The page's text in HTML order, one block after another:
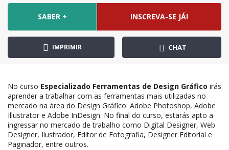
SABER + INSCREVA-SE JÁ!
IMPRIMIR CHAT
No curso Especializado Ferramentas de Design Gráfico irás
aprender a trabalhar com as ferramentas mais utilizadas no
mercado na área do Design Gráfico: Adobe Photoshop, Adobe
Illustrator e Adobe InDesign. No final do curso, estarás apto a
ingressar no mercado de trabalho como Digital Designer, Web
Designer, Ilustrador, Editor de Fotografia, Designer Editorial e
Paginador, entre outros.